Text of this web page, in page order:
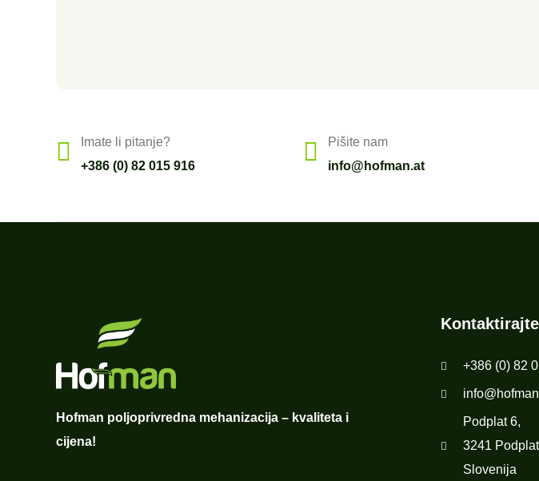
Imate li pitanje?
+386 (0) 82 015 916
Pišite nam
info@hofman.at
Hofman poljoprivredna mehanizacija – kvaliteta i
cijena!
+386 (0) 82
Podplat 6,
3241 Podplat
Slovenija